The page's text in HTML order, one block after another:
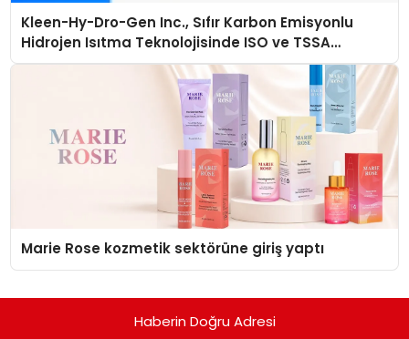
Kleen-Hy-Dro-Gen Inc., Sıfır Karbon Emisyonlu
Hidrojen Isıtma Teknolojisinde ISO ve TSSA
Düzenleyici Onaylarını Aldı
Marie Rose kozmetik sektörüne giriş yaptı
Haberin Doğru Adresi